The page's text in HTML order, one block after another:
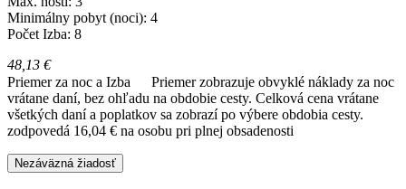
Minimálny pobyt (noci): 4
Počet Izba: 8
48,13 €
Priemer za noc a Izba
Priemer zobrazuje obvyklé náklady za noc
vrátane daní, bez ohľadu na obdobie cesty. Celková cena vrátane
všetkých daní a poplatkov sa zobrazí po výbere obdobia cesty.
zodpovedá 16,04 € na osobu pri plnej obsadenosti
Nezáväzná žiadosť